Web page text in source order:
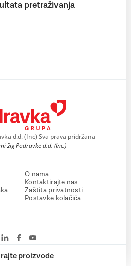
proizvode
pretraživanja
d.d. (Inc) Sva prava pridržana
žig Podravke d.d. (Inc.)
O nama
Kontaktirajte nas
Zaštita privatnosti
Postavke kolačića